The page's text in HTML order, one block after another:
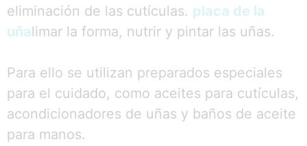
eliminación de las cutículas. placa de la
uñalimar la forma, nutrir y pintar las uñas.
Para ello se utilizan preparados especiales
para el cuidado, como aceites para cutículas,
acondicionadores de uñas y baños de aceite
para manos.